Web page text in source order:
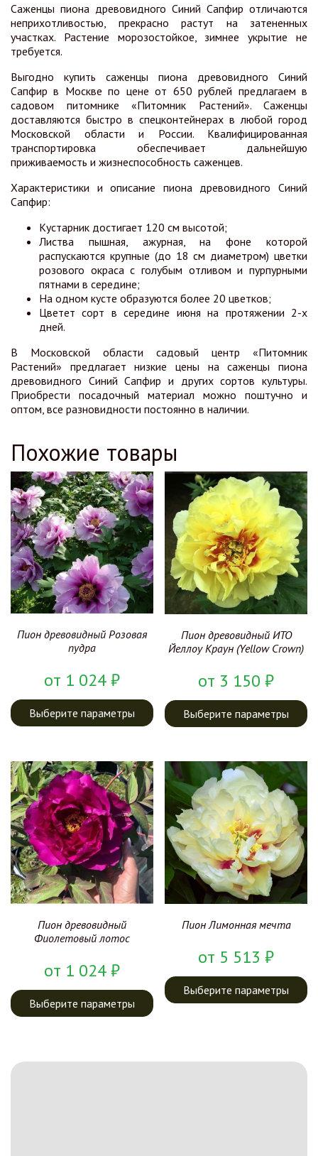
Саженцы пиона древовидного Синий Сапфир отличаются
неприхотливостью, прекрасно растут на затененных
участках. Растение морозостойкое, зимнее укрытие не
требуется.
Выгодно купить саженцы пиона древовидного Синий
Сапфир в Москве по цене от 650 рублей предлагаем в
садовом питомнике «Питомник Растений». Саженцы
доставляются быстро в спецконтейнерах в любой город
Московской области и России. Квалифицированная
транспортировка обеспечивает дальнейшую
приживаемость и жизнеспособность саженцев.
Характеристики и описание пиона древовидного Синий
Сапфир:
Кустарник достигает 120 см высотой;
Листва пышная, ажурная, на фоне которой
распускаются крупные (до 18 см диаметром) цветки
розового окраса с голубым отливом и пурпурными
пятнами в середине;
На одном кусте образуются более 20 цветков;
Цветет сорт в середине июня на протяжении 2-х
дней.
В Московской области садовый центр «Питомник
Растений» предлагает низкие цены на саженцы пиона
древовидного Синий Сапфир и других сортов культуры.
Приобрести посадочный материал можно поштучно и
оптом, все разновидности постоянно в наличии.
Похожие товары
Пион древовидный Розовая
пудра
от 1 024₽
Выберите параметры
Пион древовидный ИТО
Йеллоу Краун (Yellow Crown)
от 3 150₽
Выберите параметры
Пион древовидный
Фиолетовый лотос
от 1 024₽
Выберите параметры
Пион Лимонная мечта
от 5 513₽
Выберите параметры